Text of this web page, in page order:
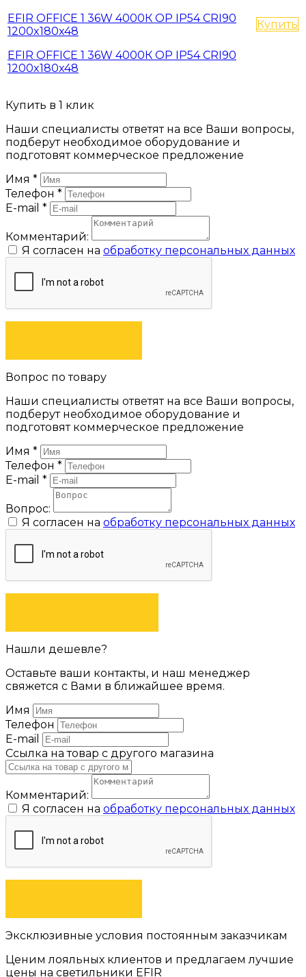
EFIR OFFICE 1 36W 4000К OP IP54 CRI90
1200x180x48
EFIR OFFICE 1 36W 4000К OP IP54 CRI90
1200x180x48
Купить
Купить в 1 клик
Наши специалисты ответят на все Ваши вопросы,
подберут необходимое оборудование и
подготовят коммерческое предложение
Имя *
Телефон *
E-mail *
Комментарий:
Я согласен на обработку персональных данных
Вопрос по товару
Наши специалисты ответят на все Ваши вопросы,
подберут необходимое оборудование и
подготовят коммерческое предложение
Имя *
Телефон *
E-mail *
Вопрос:
Я согласен на обработку персональных данных
Нашли дешевле?
Оставьте ваши контакты, и наш менеджер
свяжется с Вами в ближайшее время.
Имя
Телефон
E-mail
Ссылка на товар с другого магазина
Комментарий:
Я согласен на обработку персональных данных
Эксклюзивные условия постоянным заказчикам
Ценим лояльных клиентов и предлагаем лучшие
цены на светильники EFIR